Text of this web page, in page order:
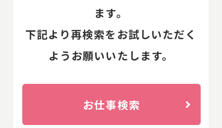
ます。
下記より再検索をお試しいただく
ようお願いいたします。
お仕事検索